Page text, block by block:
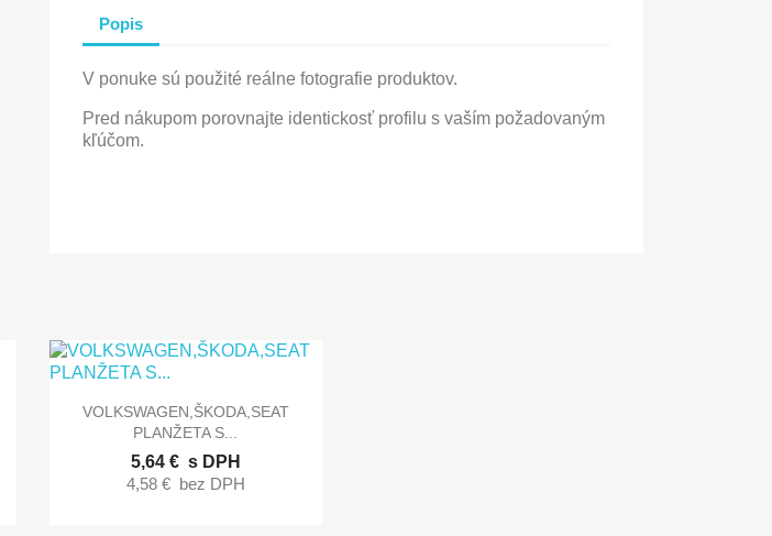
Popis
V ponuke sú použité reálne fotografie produktov.
Pred nákupom porovnajte identickosť profilu s vaším požadovaným
kľúčom.
Rýchly náhľad
VOLKSWAGEN,ŠKODA,SEAT
PLANŽETA S...
5,64 € s DPH
4,58 € bez DPH